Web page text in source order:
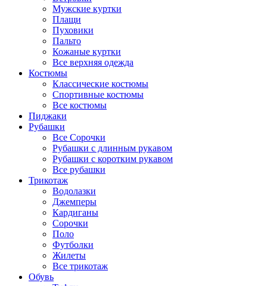
Мужские куртки
Плащи
Пуховики
Пальто
Кожаные куртки
Все верхняя одежда
Костюмы
Классические костюмы
Спортивные костюмы
Все костюмы
Пиджаки
Рубашки
Все Сорочки
Рубашки с длинным рукавом
Рубашки с коротким рукавом
Все рубашки
Трикотаж
Водолазки
Джемперы
Кардиганы
Сорочки
Поло
Футболки
Жилеты
Все трикотаж
Обувь